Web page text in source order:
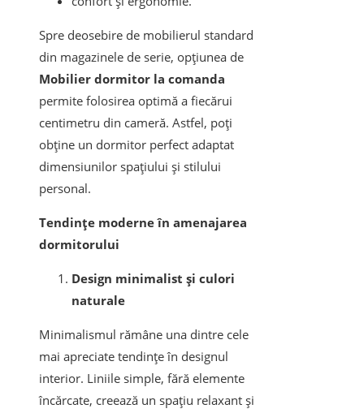
Spre deosebire de mobilierul standard
din magazinele de serie, opțiunea de
Mobilier dormitor la comanda
permite folosirea optimă a fiecărui
centimetru din cameră. Astfel, poți
obține un dormitor perfect adaptat
dimensiunilor spațiului și stilului
personal.
Tendințe moderne în amenajarea
dormitorului
Design minimalist și culori
naturale
Minimalismul rămâne una dintre cele
mai apreciate tendințe în designul
interior. Liniile simple, fără elemente
încărcate, creează un spațiu relaxant și